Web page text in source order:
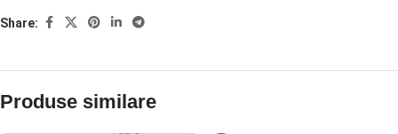
Share:
Produse similare